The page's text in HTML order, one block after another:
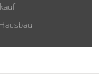
Hausbau